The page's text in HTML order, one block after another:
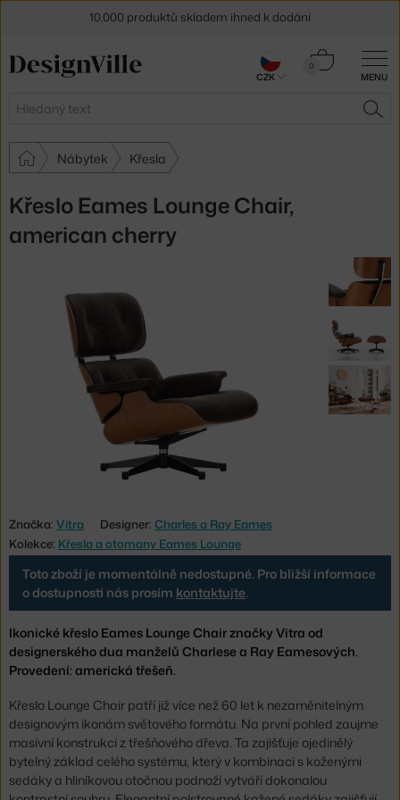
MENU
Hledat
0
Košík
Nábytek Křesla
Křeslo Eames Lounge Chair,
american cherry
Značka: Vitra Designer: Charles a Ray Eames
Kolekce: Křesla a otomany Eames Lounge
Toto zboží je momentálně nedostupné. Pro bližší informace
o dostupnosti nás prosím kontaktujte.
Ikonické křeslo Eames Lounge Chair značky Vitra od
designerského dua manželů Charlese a Ray Eamesových.
Provedení: americká třešeň.
Křeslo Lounge Chair patří již více než 60 let k nezaměnitelným
designovým ikonám světového formátu. Na první pohled zaujme
masivní konstrukcí z třešňového dřeva. Ta zajišťuje ojedinělý
bytelný základ celého systému, který v kombinaci s koženými
sedáky a hliníkovou otočnou podnoží vytváří dokonalou
10.000 produktů skladem ihned k dodání
Sleva 5 % pro odběratele
CZK